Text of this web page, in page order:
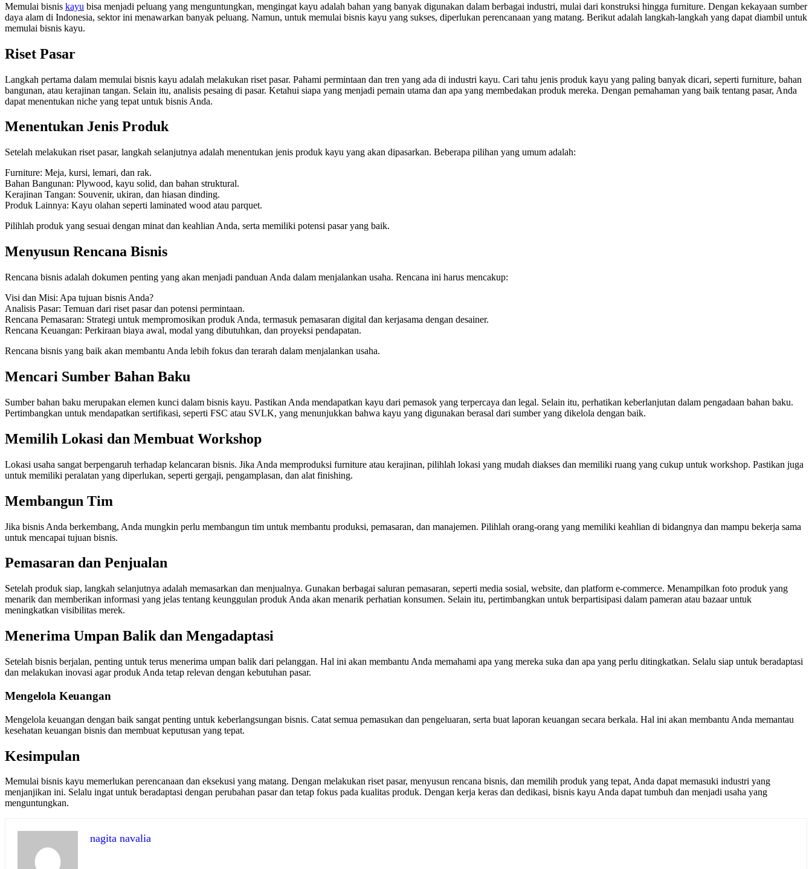
Memulai bisnis kayu bisa menjadi peluang yang menguntungkan, mengingat kayu adalah bahan yang banyak digunakan dalam berbagai industri, mulai dari konstruksi hingga furniture. Dengan kekayaan sumber
daya alam di Indonesia, sektor ini menawarkan banyak peluang. Namun, untuk memulai bisnis kayu yang sukses, diperlukan perencanaan yang matang. Berikut adalah langkah-langkah yang dapat diambil untuk
memulai bisnis kayu.
Riset Pasar
Langkah pertama dalam memulai bisnis kayu adalah melakukan riset pasar. Pahami permintaan dan tren yang ada di industri kayu. Cari tahu jenis produk kayu yang paling banyak dicari, seperti furniture, bahan
bangunan, atau kerajinan tangan. Selain itu, analisis pesaing di pasar. Ketahui siapa yang menjadi pemain utama dan apa yang membedakan produk mereka. Dengan pemahaman yang baik tentang pasar, Anda
dapat menentukan niche yang tepat untuk bisnis Anda.
Menentukan Jenis Produk
Setelah melakukan riset pasar, langkah selanjutnya adalah menentukan jenis produk kayu yang akan dipasarkan. Beberapa pilihan yang umum adalah:
Furniture: Meja, kursi, lemari, dan rak.
Bahan Bangunan: Plywood, kayu solid, dan bahan struktural.
Kerajinan Tangan: Souvenir, ukiran, dan hiasan dinding.
Produk Lainnya: Kayu olahan seperti laminated wood atau parquet.
Pilihlah produk yang sesuai dengan minat dan keahlian Anda, serta memiliki potensi pasar yang baik.
Menyusun Rencana Bisnis
Rencana bisnis adalah dokumen penting yang akan menjadi panduan Anda dalam menjalankan usaha. Rencana ini harus mencakup:
Visi dan Misi: Apa tujuan bisnis Anda?
Analisis Pasar: Temuan dari riset pasar dan potensi permintaan.
Rencana Pemasaran: Strategi untuk mempromosikan produk Anda, termasuk pemasaran digital dan kerjasama dengan desainer.
Rencana Keuangan: Perkiraan biaya awal, modal yang dibutuhkan, dan proyeksi pendapatan.
Rencana bisnis yang baik akan membantu Anda lebih fokus dan terarah dalam menjalankan usaha.
Mencari Sumber Bahan Baku
Sumber bahan baku merupakan elemen kunci dalam bisnis kayu. Pastikan Anda mendapatkan kayu dari pemasok yang terpercaya dan legal. Selain itu, perhatikan keberlanjutan dalam pengadaan bahan baku.
Pertimbangkan untuk mendapatkan sertifikasi, seperti FSC atau SVLK, yang menunjukkan bahwa kayu yang digunakan berasal dari sumber yang dikelola dengan baik.
Memilih Lokasi dan Membuat Workshop
Lokasi usaha sangat berpengaruh terhadap kelancaran bisnis. Jika Anda memproduksi furniture atau kerajinan, pilihlah lokasi yang mudah diakses dan memiliki ruang yang cukup untuk workshop. Pastikan juga
untuk memiliki peralatan yang diperlukan, seperti gergaji, pengamplasan, dan alat finishing.
Membangun Tim
Jika bisnis Anda berkembang, Anda mungkin perlu membangun tim untuk membantu produksi, pemasaran, dan manajemen. Pilihlah orang-orang yang memiliki keahlian di bidangnya dan mampu bekerja sama
untuk mencapai tujuan bisnis.
Pemasaran dan Penjualan
Setelah produk siap, langkah selanjutnya adalah memasarkan dan menjualnya. Gunakan berbagai saluran pemasaran, seperti media sosial, website, dan platform e-commerce. Menampilkan foto produk yang
menarik dan memberikan informasi yang jelas tentang keunggulan produk Anda akan menarik perhatian konsumen. Selain itu, pertimbangkan untuk berpartisipasi dalam pameran atau bazaar untuk
meningkatkan visibilitas merek.
Menerima Umpan Balik dan Mengadaptasi
Setelah bisnis berjalan, penting untuk terus menerima umpan balik dari pelanggan. Hal ini akan membantu Anda memahami apa yang mereka suka dan apa yang perlu ditingkatkan. Selalu siap untuk beradaptasi
dan melakukan inovasi agar produk Anda tetap relevan dengan kebutuhan pasar.
Mengelola Keuangan
Mengelola keuangan dengan baik sangat penting untuk keberlangsungan bisnis. Catat semua pemasukan dan pengeluaran, serta buat laporan keuangan secara berkala. Hal ini akan membantu Anda memantau
kesehatan keuangan bisnis dan membuat keputusan yang tepat.
Kesimpulan
Memulai bisnis kayu memerlukan perencanaan dan eksekusi yang matang. Dengan melakukan riset pasar, menyusun rencana bisnis, dan memilih produk yang tepat, Anda dapat memasuki industri yang
menjanjikan ini. Selalu ingat untuk beradaptasi dengan perubahan pasar dan tetap fokus pada kualitas produk. Dengan kerja keras dan dedikasi, bisnis kayu Anda dapat tumbuh dan menjadi usaha yang
menguntungkan.
nagita navalia